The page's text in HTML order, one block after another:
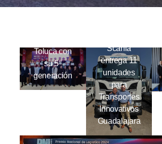
Toluca con
su 5°
generación
Scania
entrega 11
unidades
para
Transportes
Innovativos
Guadalajara